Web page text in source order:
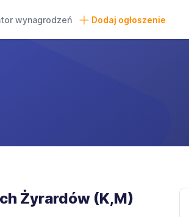
wynagrodzeń Dodaj ogłoszenie
Żyrardów (K,M)